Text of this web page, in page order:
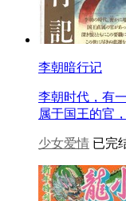
李朝暗行记
李朝时代，有
属于国王的官
少女爱情 已完